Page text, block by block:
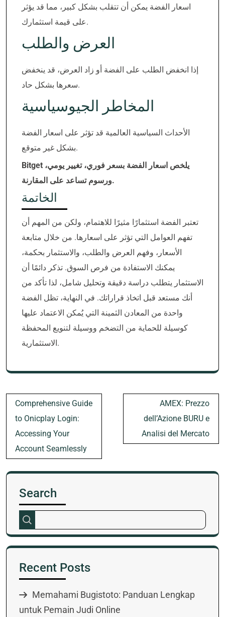
اسعار الفضة يمكن أن تتقلب بشكل كبير، مما قد يؤثر
على قيمة استثمارك.
العرض والطلب
إذا انخفض الطلب على الفضة أو زاد العرض، قد ينخفض
سعرها بشكل حاد.
المخاطر الجيوسياسية
الأحداث السياسية العالمية قد تؤثر على اسعار الفضة
بشكل غير متوقع.
Bitget يلخص اسعار الفضة بسعر فوري، تغيير يومي،
ورسوم تساعد على المقارنة.
الخاتمة
تعتبر الفضة استثمارًا مثيرًا للاهتمام، ولكن من المهم أن
تفهم العوامل التي تؤثر على اسعارها. من خلال متابعة
الأسعار، وفهم العرض والطلب، والاستثمار بحكمة،
يمكنك الاستفادة من فرص السوق. تذكر دائمًا أن
الاستثمار يتطلب دراسة دقيقة وتحليل شامل، لذا تأكد من
أنك مستعد قبل اتخاذ قراراتك. في النهاية، تظل الفضة
واحدة من المعادن الثمينة التي يُمكن الاعتماد عليها
كوسيلة للحماية من التضخم ووسيلة لتنويع المحفظة
الاستثمارية.
Post
navigation
Comprehensive Guide
to Onicplay Login:
Accessing Your
Account Seamlessly
AMEX: Prezzo
dell’Azione BURU e
Analisi del Mercato
Search
Recent Posts
Memahami Bugistoto: Panduan Lengkap
untuk Pemain Judi Online